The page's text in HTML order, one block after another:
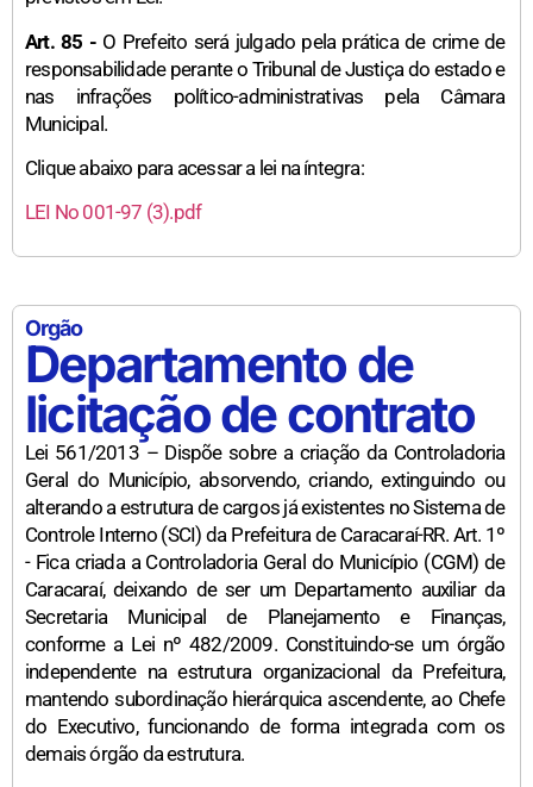
Art. 85 -O Prefeito será julgado pela prática de crime de
responsabilidade perante o Tribunal de Justiça do estado e
nas infrações político-administrativas pela Câmara
Municipal.
Clique abaixo para acessar a lei na íntegra:
LEI No 001-97 (3).pdf
Orgão
Departamento de
licitação de contrato
Lei 561/2013 – Dispõe sobre a criação da Controladoria
Geral do Município, absorvendo, criando, extinguindo ou
alterando a estrutura de cargos já existentes no Sistema de
Controle Interno (SCI) da Prefeitura de Caracaraí-RR. Art. 1º
- Fica criada a Controladoria Geral do Município (CGM) de
Caracaraí, deixando de ser um Departamento auxiliar da
Secretaria Municipal de Planejamento e Finanças,
conforme a Lei nº 482/2009. Constituindo-se um órgão
independente na estrutura organizacional da Prefeitura,
mantendo subordinação hierárquica ascendente, ao Chefe
do Executivo, funcionando de forma integrada com os
demais órgão da estrutura.